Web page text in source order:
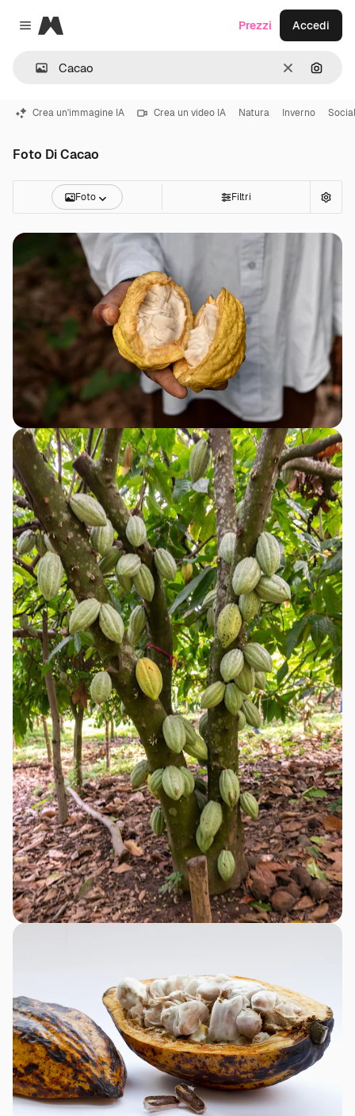
Close menu
Magnific
CancellaCerca
Prezzi Accedi
Crea un'immagine IA Crea un video IA Natura Inverno
Foto Di Cacao
Foto Filtri